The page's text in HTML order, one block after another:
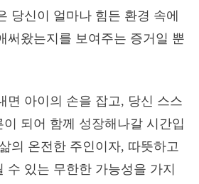
당신이 얼마나 힘든 환경 속에
써왔는지를 보여주는 증거일 뿐
면 아이의 손을 잡고, 당신 스스
되어 함께 성장해나갈 시간입
의 온전한 주인이자, 따뜻하고
수 있는 무한한 가능성을 가지